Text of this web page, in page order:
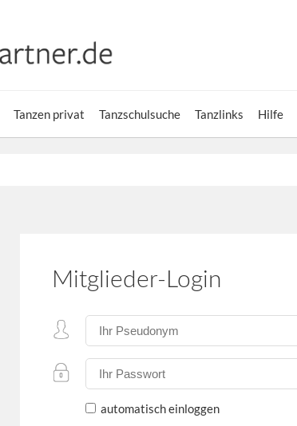
Tanzen privat Tanzschulsuche Tanzlinks Hilfe
Mitglieder-Login
automatisch einloggen